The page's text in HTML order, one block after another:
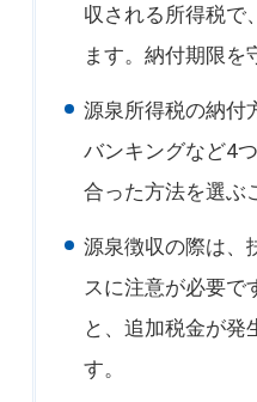
収される所得税で
ます。納付期限を
源泉所得税の納付
バンキングなど4
合った方法を選ぶ
源泉徴収の際は、
スに注意が必要で
と、追加税金が発
す。